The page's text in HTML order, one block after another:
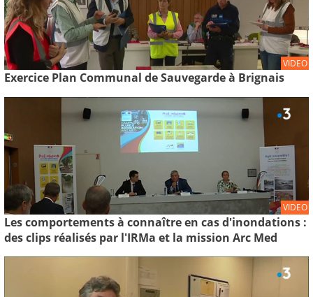
VIDEO
Exercice Plan Communal de Sauvegarde à Brignais
VIDEO
Les comportements à connaître en cas d'inondations :
des clips réalisés par l'IRMa et la mission Arc Med